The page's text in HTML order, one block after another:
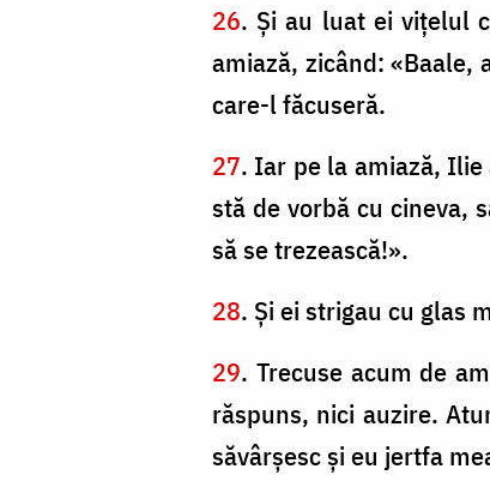
26. Şi au luat ei viţelul
amiază, zicând:
care-l făcuseră.
27. Iar pe la amiază, Ilie
stă de vorbă cu cineva,
să se trezească!».
28. Şi ei strigau cu glas
29. Trecuse acum de
răspuns, nici auzire.
săvârşesc şi eu jertfa